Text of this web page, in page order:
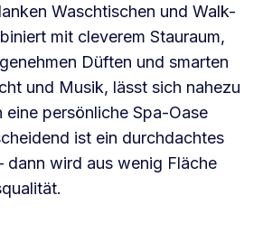
Waschtischen und Walk-
mit cleverem Stauraum,
Düften und smarten
und Musik, lässt sich nahezu
eine persönliche Spa-Oase
ist ein durchdachtes
dann wird aus wenig Fläche